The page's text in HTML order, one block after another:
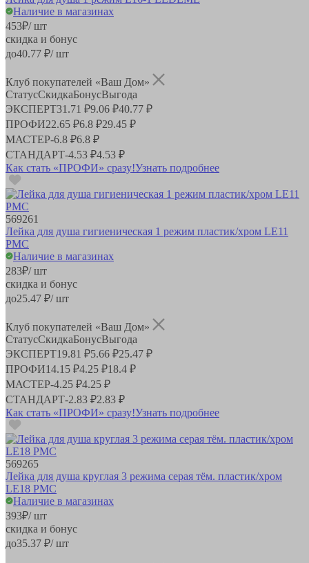
Наличие в магазинах
453₽/ шт
скидка и бонус
до40.77 ₽/ шт
Клуб покупателей «Ваш Дом»
СтатусСкидкаБонусВыгода
ЭКСПЕРТ31.71 ₽9.06 ₽40.77 ₽
ПРОФИ22.65 ₽6.8 ₽29.45 ₽
МАСТЕР-6.8 ₽6.8 ₽
СТАНДАРТ-4.53 ₽4.53 ₽
Как стать «ПРОФИ» сразу!Узнать подробнее
569261
Лейка для душа гигиеническая 1 режим пластик/хром LE11
РМС
Наличие в магазинах
283₽/ шт
скидка и бонус
до25.47 ₽/ шт
Клуб покупателей «Ваш Дом»
СтатусСкидкаБонусВыгода
ЭКСПЕРТ19.81 ₽5.66 ₽25.47 ₽
ПРОФИ14.15 ₽4.25 ₽18.4 ₽
МАСТЕР-4.25 ₽4.25 ₽
СТАНДАРТ-2.83 ₽2.83 ₽
Как стать «ПРОФИ» сразу!Узнать подробнее
569265
Лейка для душа круглая 3 режима серая тём. пластик/хром
LE18 РМС
Наличие в магазинах
393₽/ шт
скидка и бонус
до35.37 ₽/ шт